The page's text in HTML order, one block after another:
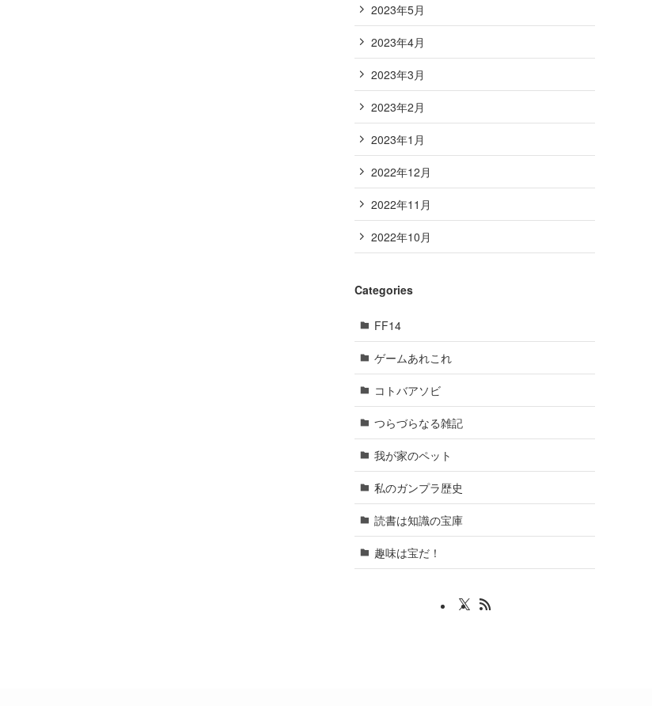
2023年5月
2023年4月
2023年3月
2023年2月
2023年1月
2022年12月
2022年11月
2022年10月
Categories
FF14
ゲームあれこれ
コトバアソビ
つらづらなる雑記
我が家のペット
私のガンプラ歴史
読書は知識の宝庫
趣味は宝だ！